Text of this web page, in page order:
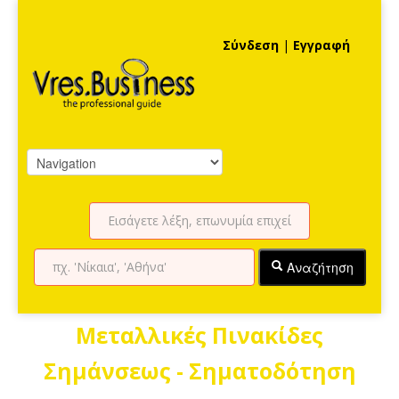
Σύνδεση | Εγγραφή
Αναζήτηση
Μεταλλικές Πινακίδες
Σημάνσεως - Σηματοδότηση